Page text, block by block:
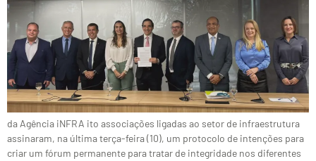
da Agência iNFRA ito associações ligadas ao setor de infraestrutura
assinaram, na última terça-feira (10), um protocolo de intenções para
criar um fórum permanente para tratar de integridade nos diferentes